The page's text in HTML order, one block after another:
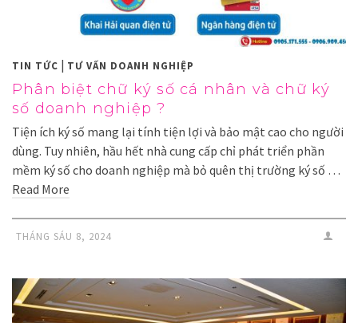
TIN TỨC | TƯ VẤN DOANH NGHIỆP
Phân biệt chữ ký số cá nhân và chữ ký
số doanh nghiệp ?
Tiện ích ký số mang lại tính tiện lợi và bảo mật cao cho người
dùng. Tuy nhiên, hầu hết nhà cung cấp chỉ phát triển phần
mềm ký số cho doanh nghiệp mà bỏ quên thị trường ký số …
Read More
THÁNG SÁU 8, 2024